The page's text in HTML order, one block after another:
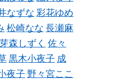
なずな 彩花ゆめ
松崎なな 長瀬麻
芽森しずく 佐々
黒木小夜子 成
夜子 野々宮ここ